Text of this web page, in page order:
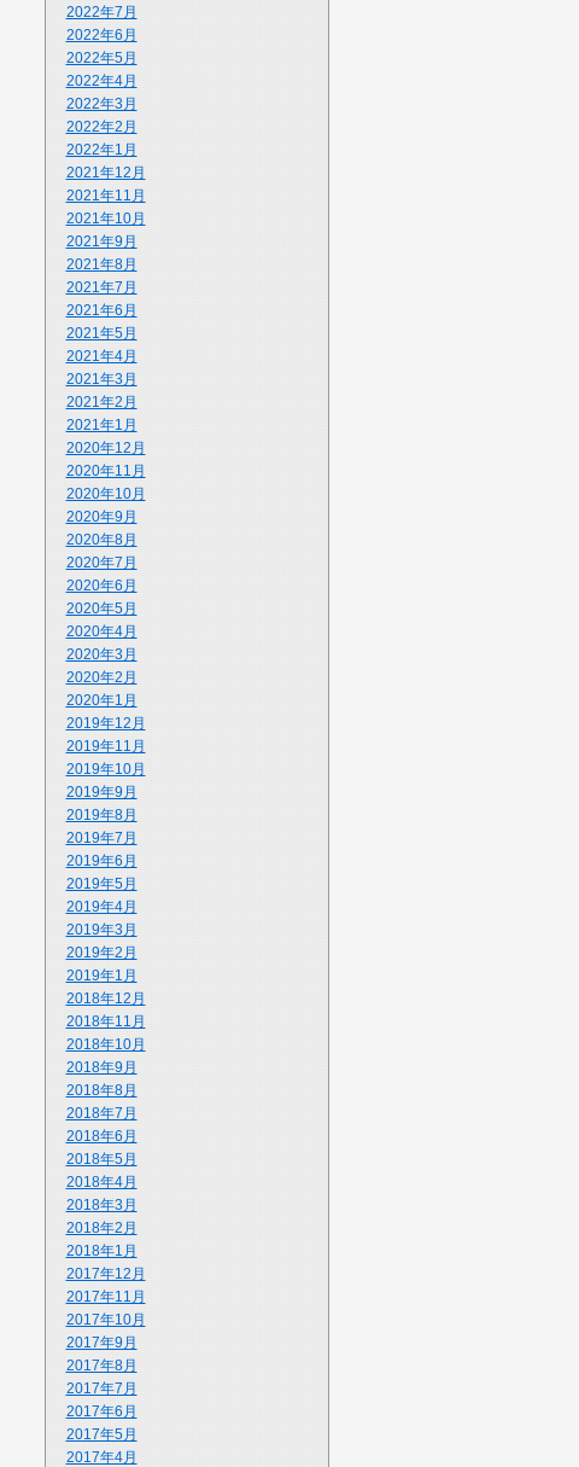
2022年7月
2022年6月
2022年5月
2022年4月
2022年3月
2022年2月
2022年1月
2021年12月
2021年11月
2021年10月
2021年9月
2021年8月
2021年7月
2021年6月
2021年5月
2021年4月
2021年3月
2021年2月
2021年1月
2020年12月
2020年11月
2020年10月
2020年9月
2020年8月
2020年7月
2020年6月
2020年5月
2020年4月
2020年3月
2020年2月
2020年1月
2019年12月
2019年11月
2019年10月
2019年9月
2019年8月
2019年7月
2019年6月
2019年5月
2019年4月
2019年3月
2019年2月
2019年1月
2018年12月
2018年11月
2018年10月
2018年9月
2018年8月
2018年7月
2018年6月
2018年5月
2018年4月
2018年3月
2018年2月
2018年1月
2017年12月
2017年11月
2017年10月
2017年9月
2017年8月
2017年7月
2017年6月
2017年5月
2017年4月